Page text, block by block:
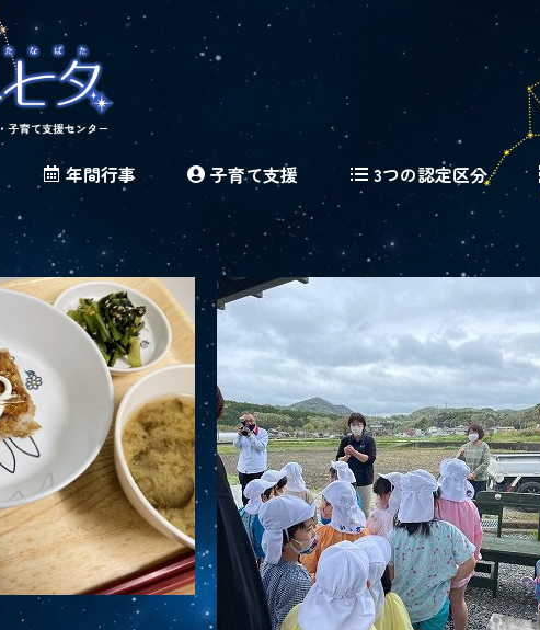
年間行事 子育て支援 3つの認定区分